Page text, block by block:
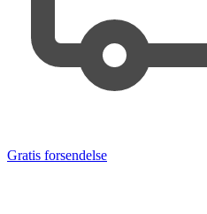
Gratis forsendelse